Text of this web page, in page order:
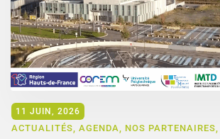
11 JUIN, 2026
ACTUALITÉS, AGENDA, NOS PARTENAIRES,